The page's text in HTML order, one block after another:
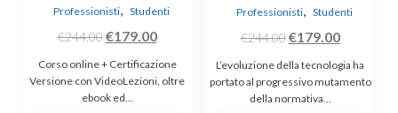
Professionisti, Studenti
€244.00 Il
prezzo
originale
era:
€179.00Il
prezzo
attuale
Corso online + Certificazione
Versione con VideoLezioni, oltre
ebook ed…
Professionisti, Studenti
€244.00Il
prezzo
originale
era:
€179.00Il
prezzo
attuale
L’evoluzione della tecnologia ha
portato al progressivo mutamento
della normativa…